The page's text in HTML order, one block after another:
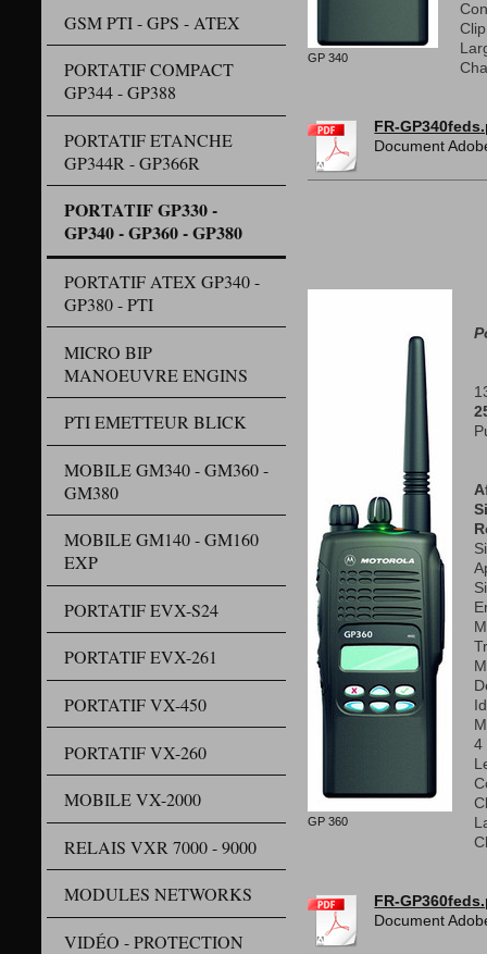
GSM PTI - GPS - ATEX
PORTATIF COMPACT
GP344 - GP388
PORTATIF ETANCHE
GP344R - GP366R
PORTATIF GP330 -
GP340 - GP360 - GP380
PORTATIF ATEX GP340 -
GP380 - PTI
MICRO BIP
MANOEUVRE ENGINS
PTI EMETTEUR BLICK
MOBILE GM340 - GM360 -
GM380
MOBILE GM140 - GM160
EXP
PORTATIF EVX-S24
PORTATIF EVX-261
PORTATIF VX-450
PORTATIF VX-260
MOBILE VX-2000
RELAIS VXR 7000 - 9000
MODULES NETWORKS
VIDÉO - PROTECTION
GP 340
FR-
Document
GP 360
4
FR-
Document